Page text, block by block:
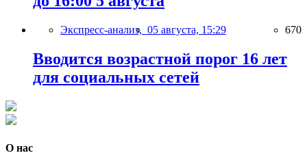
Экспресс-анализ, 05 августа, 15:29 670
Вводится возрастной порог 16 лет
для социальных сетей
О нас